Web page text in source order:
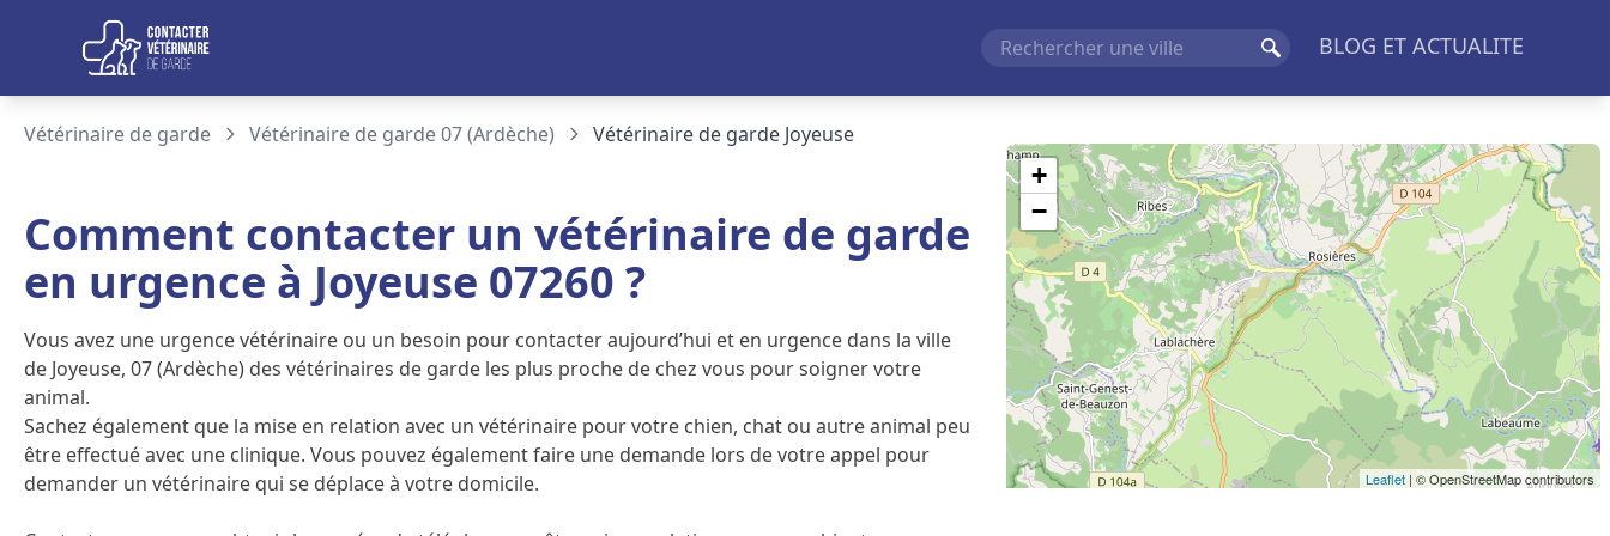
RechercherBLOG ET ACTUALITE
Vétérinaire de garde Vétérinaire de garde 07 (Ardèche) Vétérinaire de garde Joyeuse
Comment contacter un vétérinaire de garde
en urgence à Joyeuse 07260 ?
Vous avez une urgence vétérinaire ou un besoin pour contacter aujourd’hui et en urgence dans la ville
de Joyeuse, 07 (Ardèche) des vétérinaires de garde les plus proche de chez vous pour soigner votre
animal.
Sachez également que la mise en relation avec un vétérinaire pour votre chien, chat ou autre animal peu
être effectué avec une clinique. Vous pouvez également faire une demande lors de votre appel pour
demander un vétérinaire qui se déplace à votre domicile.
+
−
Leaflet | © OpenStreetMap contributors